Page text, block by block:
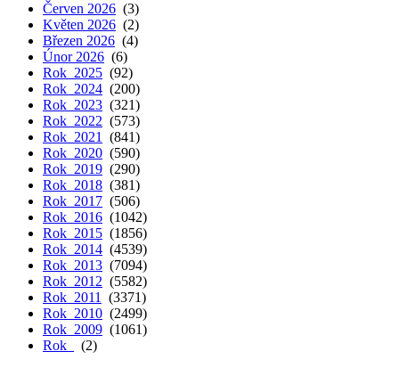
Červen 2026 (3)
Květen 2026 (2)
Březen 2026 (4)
Únor 2026 (6)
Rok 2025 (92)
Rok 2024 (200)
Rok 2023 (321)
Rok 2022 (573)
Rok 2021
(841)
Rok 2020 (590)
Rok 2019 (290)
Rok 2018 (381)
Rok 2017 (506)
Rok 2016 (1042)
Rok 2015 (1856)
Rok 2014 (4539)
Rok 2013 (7094)
Rok 2012 (5582)
Rok 2011
(3371)
Rok 2010 (2499)
Rok 2009 (1061)
Rok
(2)